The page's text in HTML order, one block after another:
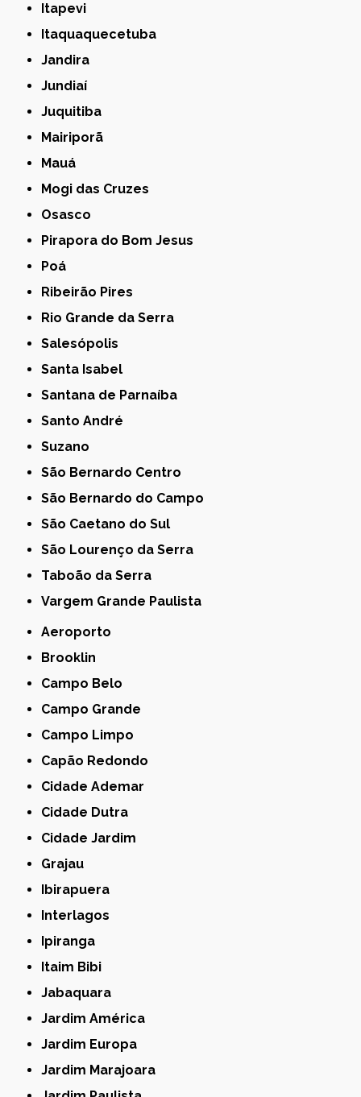
Itapevi
Itaquaquecetuba
Jandira
Jundiaí
Juquitiba
Mairiporã
Mauá
Mogi das Cruzes
Osasco
Pirapora do Bom Jesus
Poá
Ribeirão Pires
Rio Grande da Serra
Salesópolis
Santa Isabel
Santana de Parnaíba
Santo André
Suzano
São Bernardo Centro
São Bernardo do Campo
São Caetano do Sul
São Lourenço da Serra
Taboão da Serra
Vargem Grande Paulista
Aeroporto
Brooklin
Campo Belo
Campo Grande
Campo Limpo
Capão Redondo
Cidade Ademar
Cidade Dutra
Cidade Jardim
Grajau
Ibirapuera
Interlagos
Ipiranga
Itaim Bibi
Jabaquara
Jardim América
Jardim Europa
Jardim Marajoara